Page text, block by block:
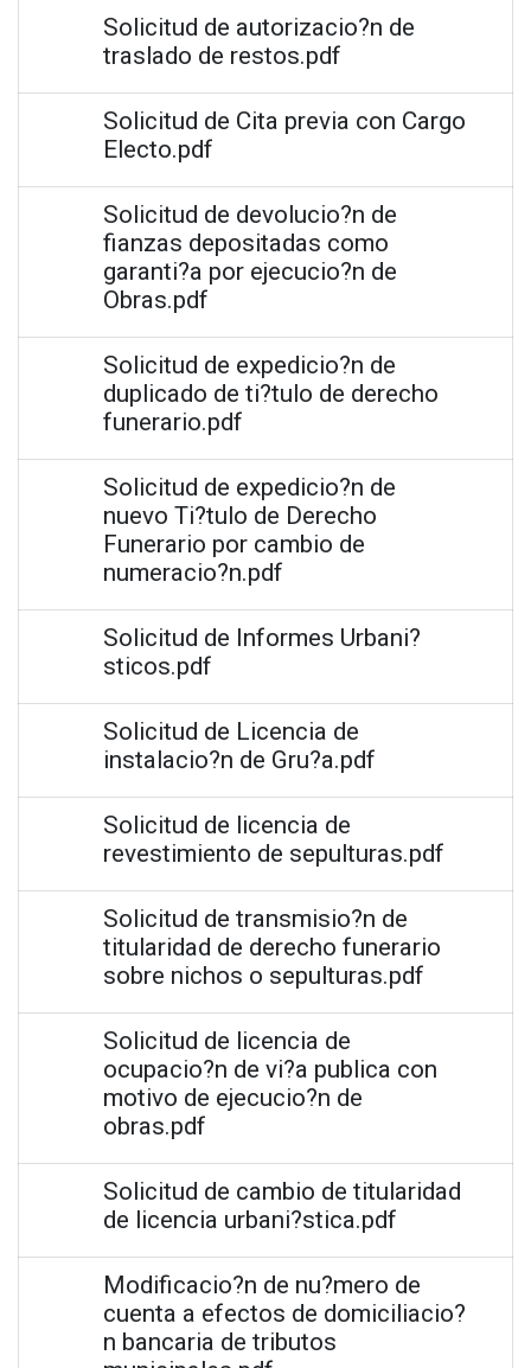
Solicitud de autorizacio?n de
traslado de restos.pdf
Solicitud de Cita previa con Cargo
Electo.pdf
Solicitud de devolucio?n de
fianzas depositadas como
garanti?a por ejecucio?n de
Obras.pdf
Solicitud de expedicio?n de
duplicado de ti?tulo de derecho
funerario.pdf
Solicitud de expedicio?n de
nuevo Ti?tulo de Derecho
Funerario por cambio de
numeracio?n.pdf
Solicitud de Informes Urbani?
sticos.pdf
Solicitud de Licencia de
instalacio?n de Gru?a.pdf
Solicitud de licencia de
revestimiento de sepulturas.pdf
Solicitud de transmisio?n de
titularidad de derecho funerario
sobre nichos o sepulturas.pdf
Solicitud de licencia de
ocupacio?n de vi?a publica con
motivo de ejecucio?n de
obras.pdf
Solicitud de cambio de titularidad
de licencia urbani?stica.pdf
Modificacio?n de nu?mero de
cuenta a efectos de domiciliacio?
n bancaria de tributos